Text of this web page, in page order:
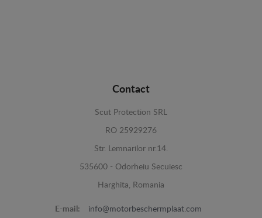
Contact
Scut Protection SRL
RO 25929276
Str. Lemnarilor nr.14.
535600 - Odorheiu Secuiesc
Harghita, Romania
E-mail: info@motorbeschermplaat.com